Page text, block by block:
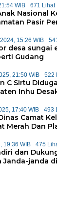
WIB 671 Lihat
Nasional
Pasir
15:26 WIB
desa sungai
Gudang
21:50 WIB 522
C Sirtu
Inhu
17:40 WIB 493
Camat
Merah Dan
19:36 WIB 475
dan
Janda-janda